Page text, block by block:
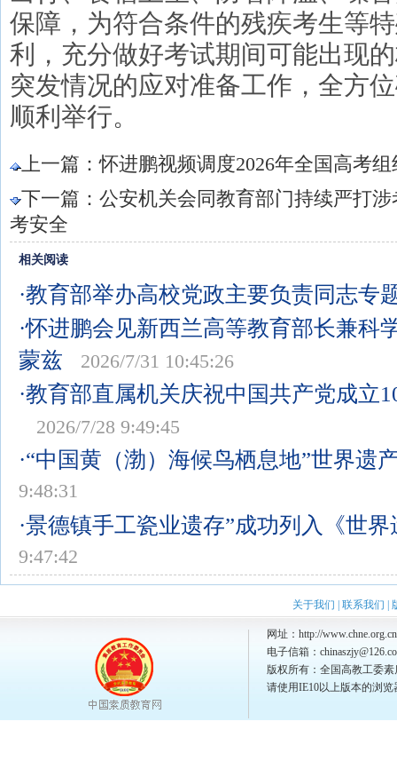
保障，为符合条件的残疾考生等
利，充分做好考试期间可能出现
突发情况的应对准备工作，全方
顺利举行。
上一篇：怀进鹏视频调度2026年全国高考
下一篇： 公安机关会同教育部门持续严打
考安全
相关阅读
·教育部举办高校党政主要负责同志专
·怀进鹏会见新西兰高等教育部长兼科
蒙兹
2026/7/31 10:45:26
·教育部直属机关庆祝中国共产党成立
2026/7/28 9:49:45
·“中国黄（渤）海候鸟栖息地”世界遗
9:48:31
·景德镇手工瓷业遗存”成功列入《世
9:47:42
关于我们 联系我们
网址：http://www.chne.org.cn
电子信箱：
版权所有：全国高教工委
请使用IE10以上版本的浏